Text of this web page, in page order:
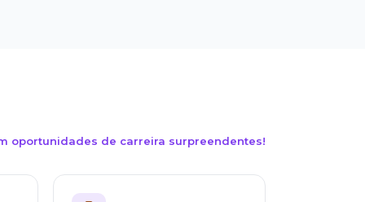
oportunidades de carreira surpreendentes!